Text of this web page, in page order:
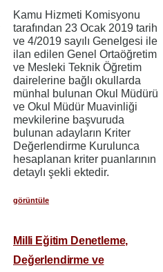
Kamu Hizmeti Komisyonu
tarafından 23 Ocak 2019 tarih
ve 4/2019 sayılı Genelgesi ile
ilan edilen Genel Ortaöğretim
ve Mesleki Teknik Öğretim
dairelerine bağlı okullarda
münhal bulunan Okul Müdürü
ve Okul Müdür Muavinliği
mevkilerine başvuruda
bulunan adayların Kriter
Değerlendirme Kurulunca
hesaplanan kriter puanlarının
detaylı şekli ektedir.
görüntüle
Milli Eğitim Denetleme,
Değerlendirme ve